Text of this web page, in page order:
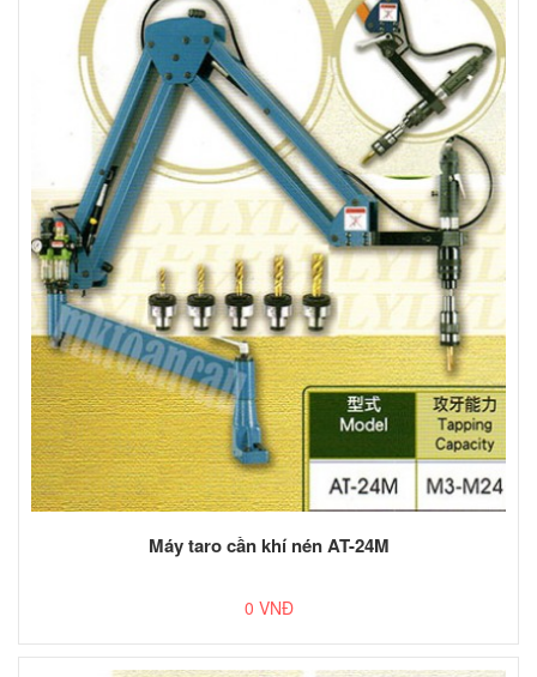
Máy taro cần khí nén AT-24M
0 VNĐ